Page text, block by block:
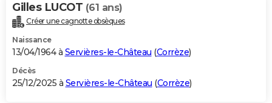
Gilles LUCOT (61 ans)
Créer une cagnotte obsèques
Naissance
13/04/1964 à Servières-le-Château (Corrèze)
Décès
25/12/2025 à Servières-le-Château (Corrèze)